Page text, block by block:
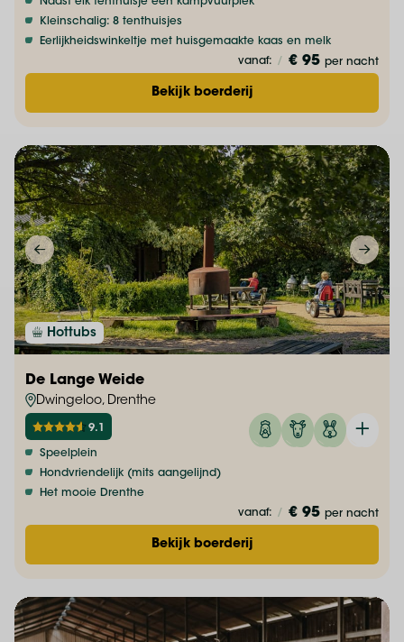
Kleinschalig: 8 tenthuisjes
Eerlijkheidswinkeltje met huisgemaakte kaas en melk
vanaf: / € 95 per nacht
Bekijk boerderij
Hottubs
De Lange Weide
Dwingeloo, Drenthe
9.1
Speelplein
Hondvriendelijk (mits aangelijnd)
Het mooie Drenthe
vanaf: / € 95 per nacht
Bekijk boerderij